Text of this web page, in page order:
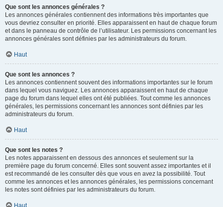
Que sont les annonces générales ?
Les annonces générales contiennent des informations très importantes que
vous devriez consulter en priorité. Elles apparaissent en haut de chaque forum
et dans le panneau de contrôle de l’utilisateur. Les permissions concernant les
annonces générales sont définies par les administrateurs du forum.
Haut
Que sont les annonces ?
Les annonces contiennent souvent des informations importantes sur le forum
dans lequel vous naviguez. Les annonces apparaissent en haut de chaque
page du forum dans lequel elles ont été publiées. Tout comme les annonces
générales, les permissions concernant les annonces sont définies par les
administrateurs du forum.
Haut
Que sont les notes ?
Les notes apparaissent en dessous des annonces et seulement sur la
première page du forum concerné. Elles sont souvent assez importantes et il
est recommandé de les consulter dès que vous en avez la possibilité. Tout
comme les annonces et les annonces générales, les permissions concernant
les notes sont définies par les administrateurs du forum.
Haut